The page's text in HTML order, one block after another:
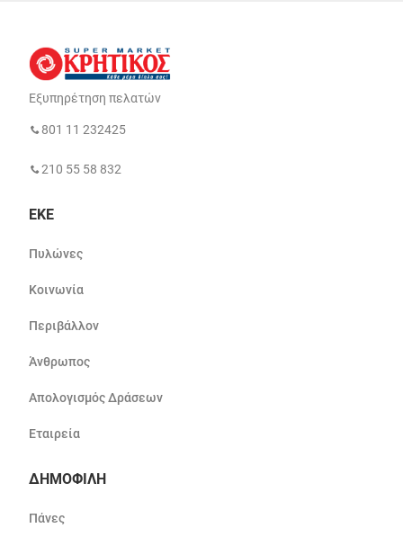
Εξυπηρέτηση πελατών
801 11 232425
210 55 58 832
ΕΚΕ
Πυλώνες
Κοινωνία
Περιβάλλον
Άνθρωπος
Απολογισμός Δράσεων
Εταιρεία
ΔΗΜΟΦΙΛΗ
Πάνες